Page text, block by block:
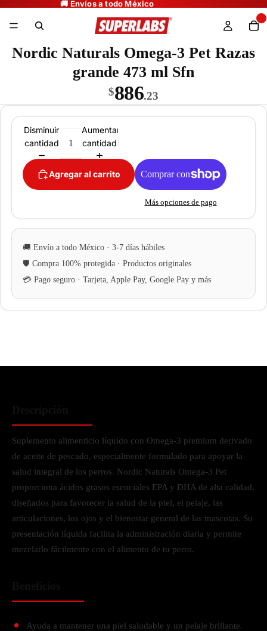
Nordic Naturals Omega-3 Pet Razas
grande 473 ml Sfn
$886.23
Disminuir
cantidad
Aumentar
cantidad
Agregar al carrito
Más opciones de pago
Suplemento alimenticio líquido con Omega-3 premium derivado
de aceite de pescado, especialmente formulado para apoyar la
salud integral de los perros. Nordic Naturals Omega-3 Pet
proporciona ácidos grasos esenciales EPA y DHA de alta calidad,
diseñados para favorecer la salud de la piel, el pelaje, las
articulaciones, los ojos y el bienestar general de las mascotas. Su
presentación líquida facilita la administración diaria y permite
mezclarlo fácilmente con el alimento de tu perro.
Ayuda a mantener una piel saludable y un pelaje brillante.